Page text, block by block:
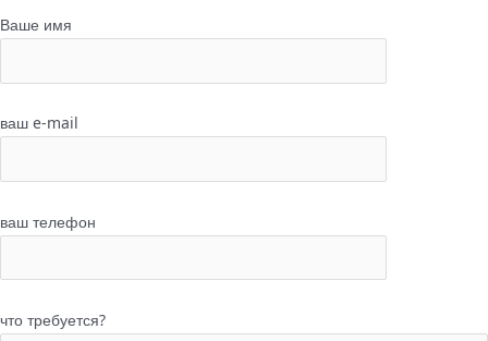
Ваше имя
ваш e-mail
ваш телефон
что требуется?